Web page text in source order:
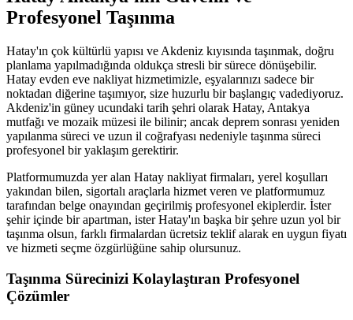
Profesyonel Taşınma
Hatay'ın çok kültürlü yapısı ve Akdeniz kıyısında taşınmak, doğru
planlama yapılmadığında oldukça stresli bir sürece dönüşebilir.
Hatay evden eve nakliyat hizmetimizle, eşyalarınızı sadece bir
noktadan diğerine taşımıyor, size huzurlu bir başlangıç vadediyoruz.
Akdeniz'in güney ucundaki tarih şehri olarak Hatay, Antakya
mutfağı ve mozaik müzesi ile bilinir; ancak deprem sonrası yeniden
yapılanma süreci ve uzun il coğrafyası nedeniyle taşınma süreci
profesyonel bir yaklaşım gerektirir.
Platformumuzda yer alan Hatay nakliyat firmaları, yerel koşulları
yakından bilen, sigortalı araçlarla hizmet veren ve platformumuz
tarafından belge onayından geçirilmiş profesyonel ekiplerdir. İster
şehir içinde bir apartman, ister Hatay'ın başka bir şehre uzun yol bir
taşınma olsun, farklı firmalardan ücretsiz teklif alarak en uygun fiyatı
ve hizmeti seçme özgürlüğüne sahip olursunuz.
Taşınma Sürecinizi Kolaylaştıran Profesyonel
Çözümler